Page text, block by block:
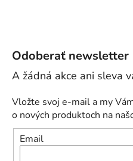
Odoberať newsletter
Vložte svoj e-mail a my
o nových produktoch na
Email